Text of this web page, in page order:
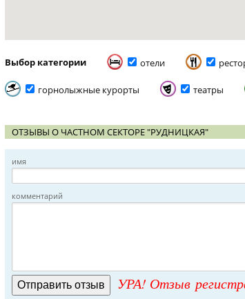
Выбор категории отели
горнолыжные курорты театры
ОТЗЫВЫ О ЧАСТНОМ СЕКТОРЕ "РУДНИЦКАЯ"
имя
комментарий
УРА! Отзыв